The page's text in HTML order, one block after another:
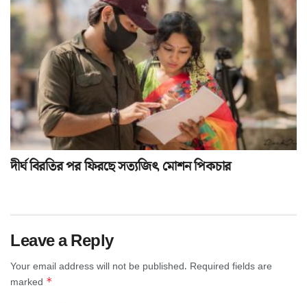
দীর্ঘ বিরতির পর ফিরছে সত্যজিৎ মোশন পিকচার
Leave a Reply
Your email address will not be published. Required fields are
marked *